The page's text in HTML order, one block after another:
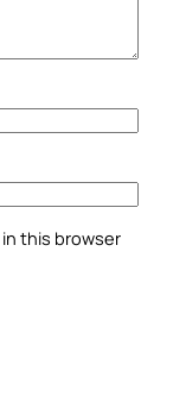
in this browser